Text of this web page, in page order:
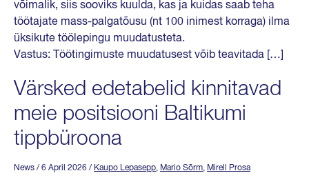
võimalik, siis sooviks kuulda, kas ja kuidas saab teha
töötajate mass-palgatõusu (nt 100 inimest korraga) ilma
üksikute töölepingu muudatusteta.
Vastus: Töötingimuste muudatusest võib teavitada […]
Värsked edetabelid kinnitavad
meie positsiooni Baltikumi
tippbüroona
News / 6 April 2026 / Kaupo Lepasepp, Mario Sõrm, Mirell Prosa